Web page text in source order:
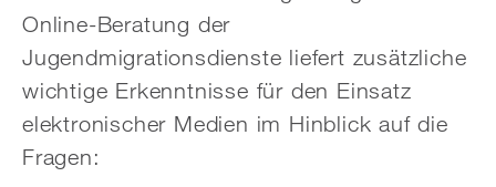
Online-Beratung der
Jugendmigrationsdienste liefert zusätzliche
wichtige Erkenntnisse für den Einsatz
elektronischer Medien im Hinblick auf die
Fragen: